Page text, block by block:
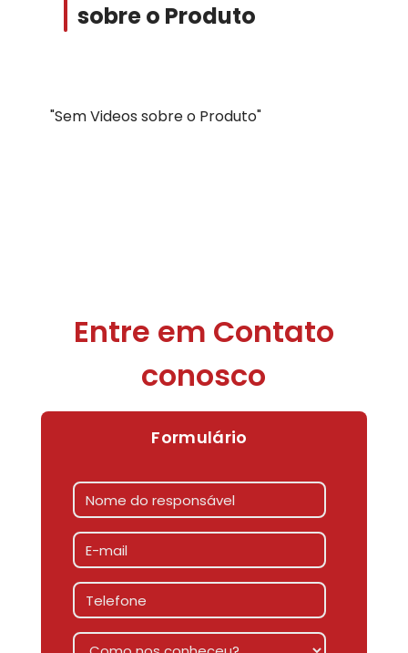
sobre o Produto
"Sem Videos sobre o Produto"
Entre em Contato
conosco
Formulário